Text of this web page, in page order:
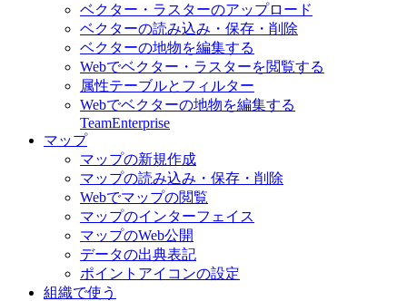
ベクター・ラスターのアップロード
ベクターの読み込み・保存・削除
ベクターの地物を編集する
Webでベクター・ラスターを閲覧する
属性テーブルとフィルター
Webでベクターの地物を編集する
TeamEnterprise
マップ
マップの新規作成
マップの読み込み・保存・削除
Webでマップの閲覧
マップのインターフェイス
マップのWeb公開
データの出典表記
ポイントアイコンの設定
組織で使う